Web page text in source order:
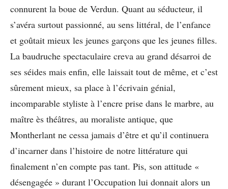
connurent la boue de Verdun. Quant au séducteur, il
s’avéra surtout passionné, au sens littéral, de l’enfance
et goûtait mieux les jeunes garçons que les jeunes filles.
La baudruche spectaculaire creva au grand désarroi de
ses séides mais enfin, elle laissait tout de même, et c’est
sûrement mieux, sa place à l’écrivain génial,
incomparable styliste à l’encre prise dans le marbre, au
maître ès théâtres, au moraliste antique, que
Montherlant ne cessa jamais d’être et qu’il continuera
d’incarner dans l’histoire de notre littérature qui
finalement n’en compte pas tant. Pis, son attitude «
désengagée » durant l’Occupation lui donnait alors un